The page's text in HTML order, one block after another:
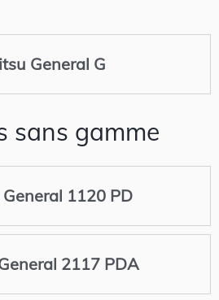
General G
sans gamme
1120 PD
2117 PDA